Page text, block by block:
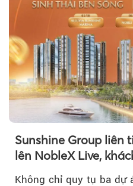
Sunshine Group liên
lên NobleX Live,
Không chỉ quy tụ ba dự